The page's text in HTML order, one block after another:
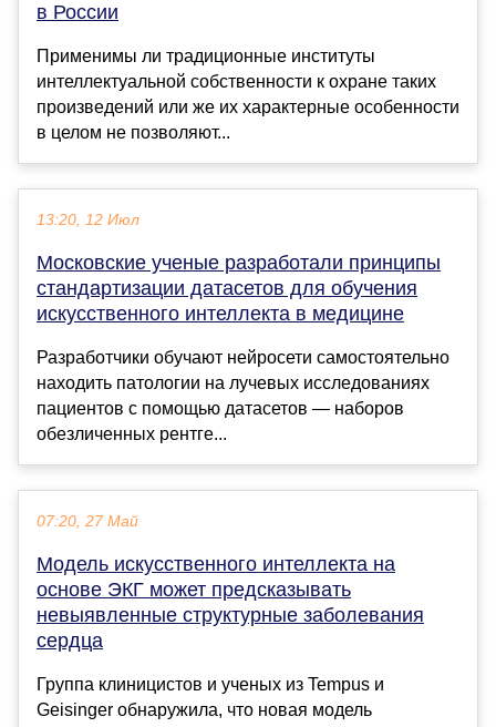
в России
Применимы ли традиционные институты
интеллектуальной собственности к охране таких
произведений или же их характерные особенности
в целом не позволяют...
13:20, 12 Июл
Московские ученые разработали принципы
стандартизации датасетов для обучения
искусственного интеллекта в медицине
Разработчики обучают нейросети самостоятельно
находить патологии на лучевых исследованиях
пациентов с помощью датасетов — наборов
обезличенных рентге...
07:20, 27 Май
Модель искусственного интеллекта на
основе ЭКГ может предсказывать
невыявленные структурные заболевания
сердца
Группа клиницистов и ученых из Tempus и
Geisinger обнаружила, что новая модель